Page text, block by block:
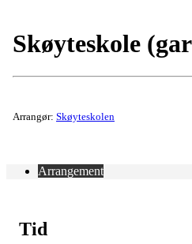
Skøyteskole
Arrangør: Skøyteskolen
Arrangement
Tid